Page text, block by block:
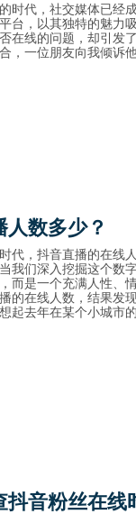
时代，社交媒体已经
台，以其独特的魅力
在线的问题，却引发
，一位朋友向我倾诉
数多少？
代，抖音直播的在线
我们深入挖掘这个数
而是一个充满人性、
的在线人数，结果发
起去年在某个小城市
抖音粉丝在线